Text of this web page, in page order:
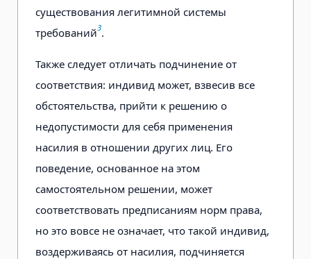
существования легитимной системы
требований3.
Также следует отличать подчинение от
соответствия: индивид может, взвесив все
обстоятельства, прийти к решению о
недопустимости для себя применения
насилия в отношении других лиц. Его
поведение, основанное на этом
самостоятельном решении, может
соответствовать предписаниям норм права,
но это вовсе не означает, что такой индивид,
воздерживаясь от насилия, подчиняется